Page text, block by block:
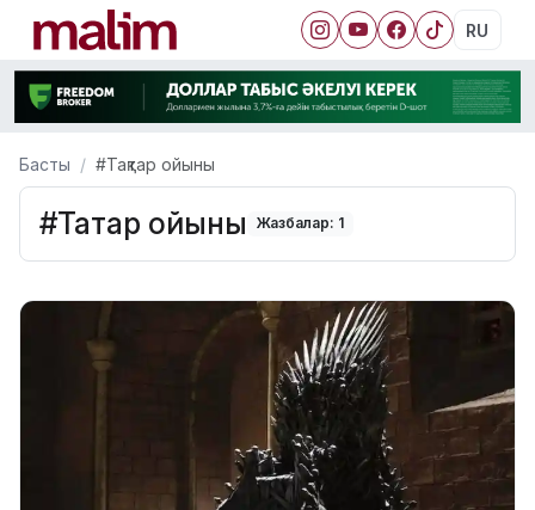
RU
Басты #Тақтар ойыны
#Тақтар ойыны Жазбалар: 1